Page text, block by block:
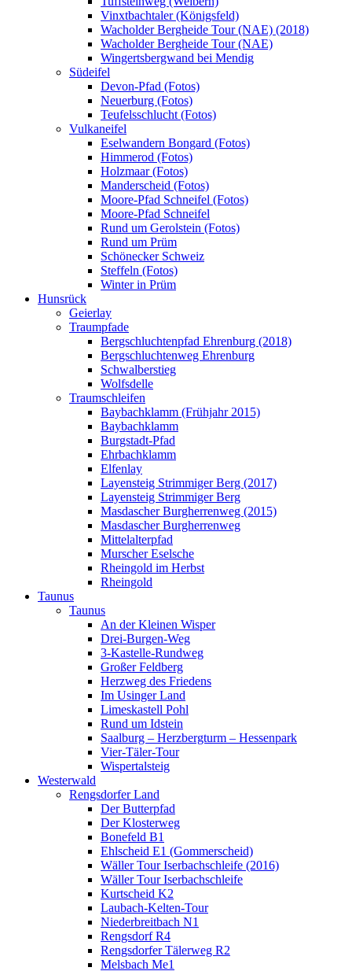
Vinxtbachtaler (Königsfeld)
Wacholder Bergheide Tour (NAE) (2018)
Wacholder Bergheide Tour (NAE)
Wingertsbergwand bei Mendig
Südeifel
Devon-Pfad (Fotos)
Neuerburg (Fotos)
Teufelsschlucht (Fotos)
Vulkaneifel
Eselwandern Bongard (Fotos)
Himmerod (Fotos)
Holzmaar (Fotos)
Manderscheid (Fotos)
Moore-Pfad Schneifel (Fotos)
Moore-Pfad Schneifel
Rund um Gerolstein (Fotos)
Rund um Prüm
Schönecker Schweiz
Steffeln (Fotos)
Winter in Prüm
Hunsrück
Geierlay
Traumpfade
Bergschluchtenpfad Ehrenburg (2018)
Bergschluchtenweg Ehrenburg
Schwalberstieg
Wolfsdelle
Traumschleifen
Baybachklamm (Frühjahr 2015)
Baybachklamm
Burgstadt-Pfad
Ehrbachklamm
Elfenlay
Layensteig Strimmiger Berg (2017)
Layensteig Strimmiger Berg
Masdascher Burgherrenweg (2015)
Masdascher Burgherrenweg
Mittelalterpfad
Murscher Eselsche
Rheingold im Herbst
Rheingold
Taunus
Taunus
An der Kleinen Wisper
Drei-Burgen-Weg
3-Kastelle-Rundweg
Großer Feldberg
Herzweg des Friedens
Im Usinger Land
Limeskastell Pohl
Rund um Idstein
Saalburg – Herzbergturm – Hessenpark
Vier-Täler-Tour
Wispertalsteig
Westerwald
Rengsdorfer Land
Der Butterpfad
Der Klosterweg
Bonefeld B1
Ehlscheid E1 (Gommerscheid)
Wäller Tour Iserbachschleife (2016)
Wäller Tour Iserbachschleife
Kurtscheid K2
Laubach-Kelten-Tour
Niederbreitbach N1
Rengsdorf R4
Rengsdorfer Tälerweg R2
Melsbach Me1